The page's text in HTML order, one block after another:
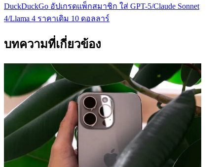
DuckDuckGo อัปเกรดแพ็กสมาชิก ใส่ GPT-5/Claude Sonnet
4/Llama 4 ราคาเดิม 10 ดอลลาร์
บทความที่เกี่ยวข้อง